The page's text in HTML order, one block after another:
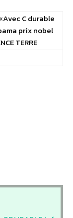
C durable
prix nobel
TERRE